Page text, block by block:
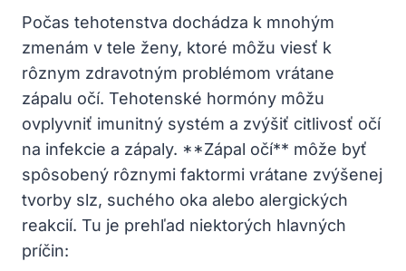
Počas tehotenstva ⁣dochádza k mnohým
zmenám ⁤v tele ženy, ktoré môžu ‍viesť ⁢k‌
rôznym zdravotným problémom vrátane
zápalu⁤ očí.⁢ Tehotenské hormóny ​môžu
ovplyvniť imunitný systém a​ zvýšiť⁤ citlivosť očí
na infekcie a zápaly. **Zápal‍ očí** môže byť
spôsobený rôznymi faktormi vrátane zvýšenej
tvorby slz, suchého oka​ alebo⁤ alergických
reakcií. Tu je‌ prehľad niektorých ‌hlavných
príčin: